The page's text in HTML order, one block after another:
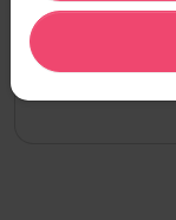
Nie ma